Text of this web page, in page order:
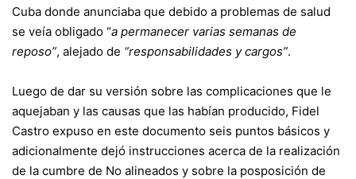
Cuba donde anunciaba que debido a problemas de salud
se veía obligado “a permanecer varias semanas de
reposo”, alejado de “responsabilidades y cargos”.
Luego de dar su versión sobre las complicaciones que le
aquejaban y las causas que las habían producido, Fidel
Castro expuso en este documento seis puntos básicos y
adicionalmente dejó instrucciones acerca de la realización
de la cumbre de No alineados y sobre la posposición de